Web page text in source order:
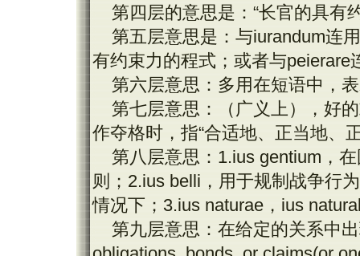
第四层的意思是：“长官的具有
第五层意思是：与iurandum连
有约束力的程式；或者与peierare
第六层意思：多用在短语中，
第七层意思：（广义上），好
作夺格时，指“合适地、正当地、
第八层意思： 1.ius gentium ，
则； 2.ius belli ，用于规制战争行
情况下； 3.ius naturae ， ius
第九层意思：在给定的关系中